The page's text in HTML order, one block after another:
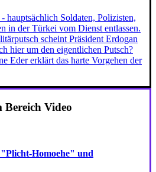
hauptsächlich Soldaten, Polizisten,
in der Türkei vom Dienst entlassen.
scheint Präsident Erdogan
hier um den eigentlichen Putsch?
Eder erklärt das harte Vorgehen der
Bereich Video
Homoehe" und